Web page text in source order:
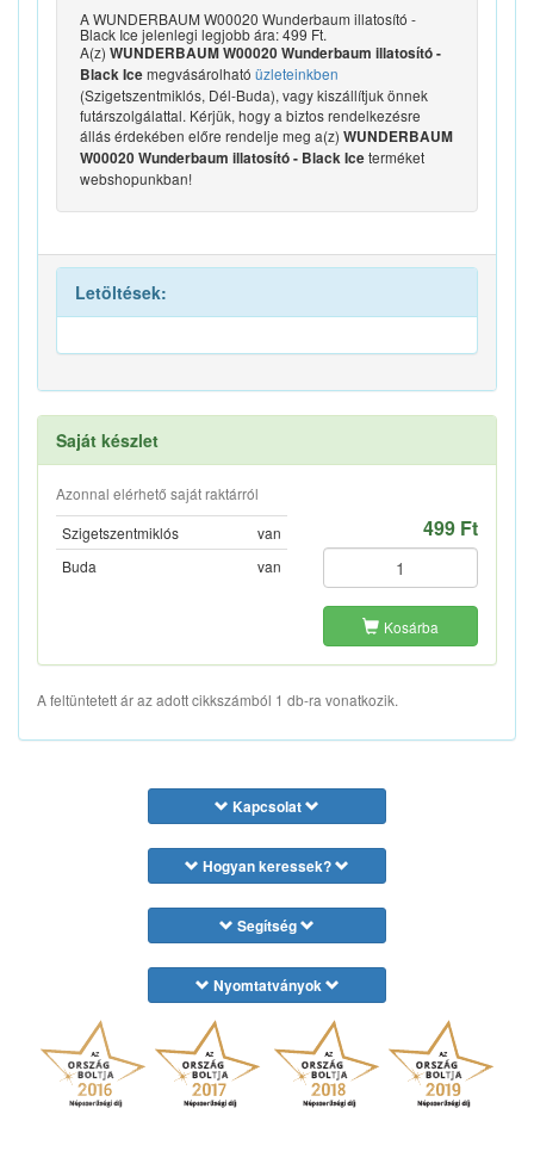
A WUNDERBAUM W00020 Wunderbaum illatosító -
Black Ice jelenlegi legjobb ára: 499 Ft.
A(z) WUNDERBAUM W00020 Wunderbaum illatosító -
Black Icemegvásárolható üzleteinkben
(Szigetszentmiklós, Dél-Buda), vagy kiszállítjuk önnek
futárszolgálattal. Kérjük, hogy a biztos rendelkezésre
állás érdekében előre rendelje meg a(z) WUNDERBAUM
W00020 Wunderbaum illatosító - Black Iceterméket
webshopunkban!
Letöltések:
Saját készlet
Azonnal elérhető saját raktárról
Szigetszentmiklós
van
Buda
van
499 Ft
Kosárba
A feltüntetett ár az adott cikkszámból 1 db-ra vonatkozik.
Kapcsolat
Hogyan keressek?
Segítség
Nyomtatványok